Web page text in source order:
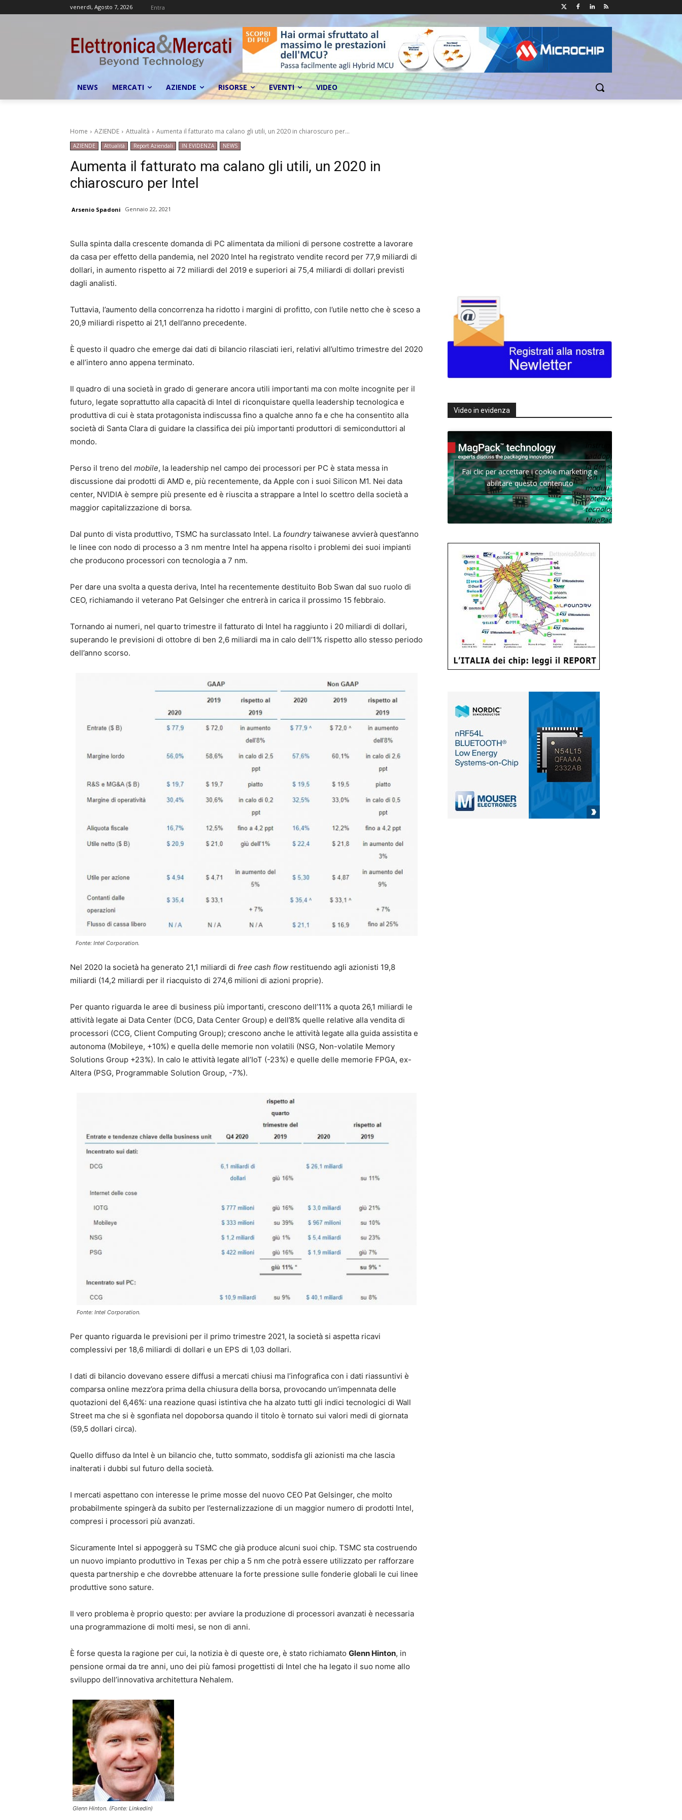
venerdì, Agosto 7, 2026 Entra
NEWS MERCATI AZIENDE RISORSE EVENTI VIDEO
Home AZIENDE Attualità Aumenta il fatturato ma calano gli utili, un 2020 in chiaroscuro per...
AZIENDE Attualità Report Aziendali IN EVIDENZA NEWS
Aumenta il fatturato ma calano gli utili, un 2020 in
chiaroscuro per Intel
Arsenio Spadoni Gennaio 22, 2021
Sulla spinta dalla crescente domanda di PC alimentata da milioni di persone costrette a lavorare
da casa per effetto della pandemia, nel 2020 Intel ha registrato vendite record per 77,9 miliardi di
dollari, in aumento rispetto ai 72 miliardi del 2019 e superiori ai 75,4 miliardi di dollari previsti
dagli analisti.
Tuttavia, l’aumento della concorrenza ha ridotto i margini di profitto, con l’utile netto che è sceso a
20,9 miliardi rispetto ai 21,1 dell’anno precedente.
È questo il quadro che emerge dai dati di bilancio rilasciati ieri, relativi all’ultimo trimestre del 2020
e all’intero anno appena terminato.
Il quadro di una società in grado di generare ancora utili importanti ma con molte incognite per il
futuro, legate soprattutto alla capacità di Intel di riconquistare quella leadership tecnologica e
produttiva di cui è stata protagonista indiscussa fino a qualche anno fa e che ha consentito alla
società di Santa Clara di guidare la classifica dei più importanti produttori di semiconduttori al
mondo.
Perso il treno del mobile, la leadership nel campo dei processori per PC è stata messa in
discussione dai prodotti di AMD e, più recentemente, da Apple con i suoi Silicon M1. Nei data
center, NVIDIA è sempre più presente ed è riuscita a strappare a Intel lo scettro della società a
maggior capitalizzazione di borsa.
Dal punto di vista produttivo, TSMC ha surclassato Intel. La foundrytaiwanese avvierà quest’anno
le linee con nodo di processo a 3 nm mentre Intel ha appena risolto i problemi dei suoi impianti
che producono processori con tecnologia a 7 nm.
Per dare una svolta a questa deriva, Intel ha recentemente destituito Bob Swan dal suo ruolo di
CEO, richiamando il veterano Pat Gelsinger che entrerà in carica il prossimo 15 febbraio.
Tornando ai numeri, nel quarto trimestre il fatturato di Intel ha raggiunto i 20 miliardi di dollari,
superando le previsioni di ottobre di ben 2,6 miliardi ma in calo dell’1% rispetto allo stesso periodo
dell’anno scorso.
Fonte: Intel Corporation.
Nel 2020 la società ha generato 21,1 miliardi di free cash flow restituendo agli azionisti 19,8
miliardi (14,2 miliardi per il riacquisto di 274,6 milioni di azioni proprie).
Per quanto riguarda le aree di business più importanti, crescono dell’11% a quota 26,1 miliardi le
attività legate ai Data Center (DCG, Data Center Group) e dell’8% quelle relative alla vendita di
processori (CCG, Client Computing Group); crescono anche le attività legate alla guida assistita e
autonoma (Mobileye, +10%) e quella delle memorie non volatili (NSG, Non-volatile Memory
Solutions Group +23%). In calo le attività legate all’IoT (-23%) e quelle delle memorie FPGA, ex-
Altera (PSG, Programmable Solution Group, -7%).
Fonte: Intel Corporation.
Per quanto riguarda le previsioni per il primo trimestre 2021, la società si aspetta ricavi
complessivi per 18,6 miliardi di dollari e un EPS di 1,03 dollari.
I dati di bilancio dovevano essere diffusi a mercati chiusi ma l’infografica con i dati riassuntivi è
comparsa online mezz’ora prima della chiusura della borsa, provocando un’impennata delle
quotazioni del 6,46%: una reazione quasi istintiva che ha alzato tutti gli indici tecnologici di Wall
Street ma che si è sgonfiata nel dopoborsa quando il titolo è tornato sui valori medi di giornata
(59,5 dollari circa).
Quello diffuso da Intel è un bilancio che, tutto sommato, soddisfa gli azionisti ma che lascia
inalterati i dubbi sul futuro della società.
I mercati aspettano con interesse le prime mosse del nuovo CEO Pat Gelsinger, che molto
probabilmente spingerà da subito per l’esternalizzazione di un maggior numero di prodotti Intel,
compresi i processori più avanzati.
Sicuramente Intel si appoggerà su TSMC che già produce alcuni suoi chip. TSMC sta costruendo
un nuovo impianto produttivo in Texas per chip a 5 nm che potrà essere utilizzato per rafforzare
questa partnership e che dovrebbe attenuare la forte pressione sulle fonderie globali le cui linee
produttive sono sature.
Il vero problema è proprio questo: per avviare la produzione di processori avanzati è necessaria
una programmazione di molti mesi, se non di anni.
È forse questa la ragione per cui, la notizia è di queste ore, è stato richiamato Glenn Hinton, in
pensione ormai da tre anni, uno dei più famosi progettisti di Intel che ha legato il suo nome allo
sviluppo dell’innovativa architettura Nehalem.
Glenn Hinton. (Fonte: Linkedin)
Video in evidenza
Texas
raddoppia
la densità
con i
moduli di
potenza con
tecnologia
MagPack.
Fai clic per accettare i cookie marketing e
abilitare questo contenuto